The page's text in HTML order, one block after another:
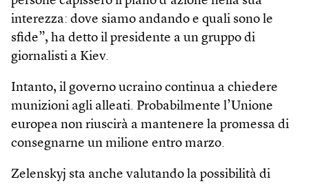
interezza: dove siamo andando e quali sono le
sfide”, ha detto il presidente a un gruppo di
giornalisti a Kiev.
Intanto, il governo ucraino continua a chiedere
munizioni agli alleati. Probabilmente l’Unione
europea non riuscirà a mantenere la promessa di
consegnarne un milione entro marzo.
Zelenskyj sta anche valutando la possibilità di